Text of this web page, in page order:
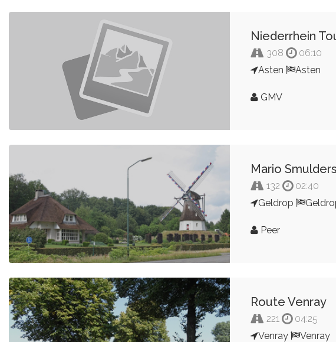
Niederrhein
308
06:10
Asten
Asten
GMV
Mario
132
02:40
Geldrop
Peer
Route Venray
221
04:25
Venray
Venray